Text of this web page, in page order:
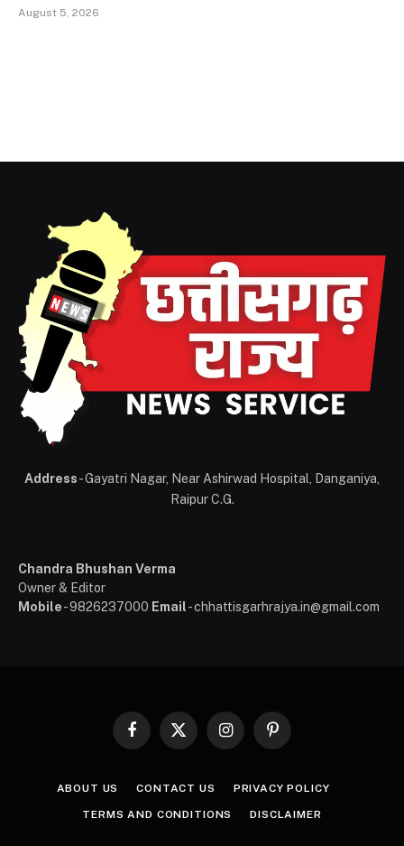
August 5, 2026
Address- Gayatri Nagar, Near Ashirwad Hospital, Danganiya,
Raipur C.G.
Chandra Bhushan Verma
Owner & Editor
Mobile- 9826237000 Email- chhattisgarhrajya.in@gmail.com
Facebook
X
InstagramPinterest
ABOUT US CONTACT US PRIVACY POLICY
TERMS AND CONDITIONS DISCLAIMER